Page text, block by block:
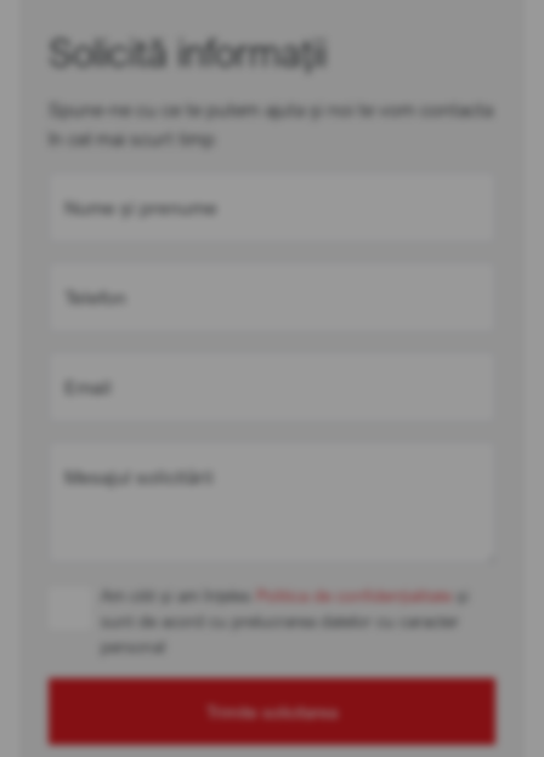
Solicită informații
Spune-ne cu ce te putem ajuta și noi te vom contacta
în cel mai scurt timp
Nume și prenume
Telefon
Email
Mesajul solicitării
Am citit și am înțeles Politica de confidențialitate
sunt de acord cu prelucrarea datelor cu caracter
personal
Trimite solicitarea